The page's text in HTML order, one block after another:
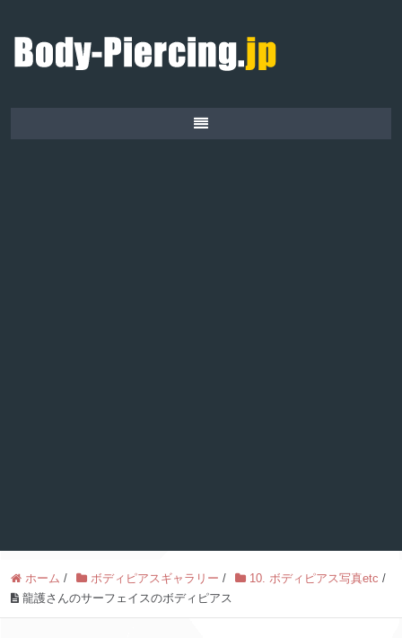
ホーム / ボディピアスギャラリー / 10. ボディピアス写真etc /
龍護さんのサーフェイスのボディピアス